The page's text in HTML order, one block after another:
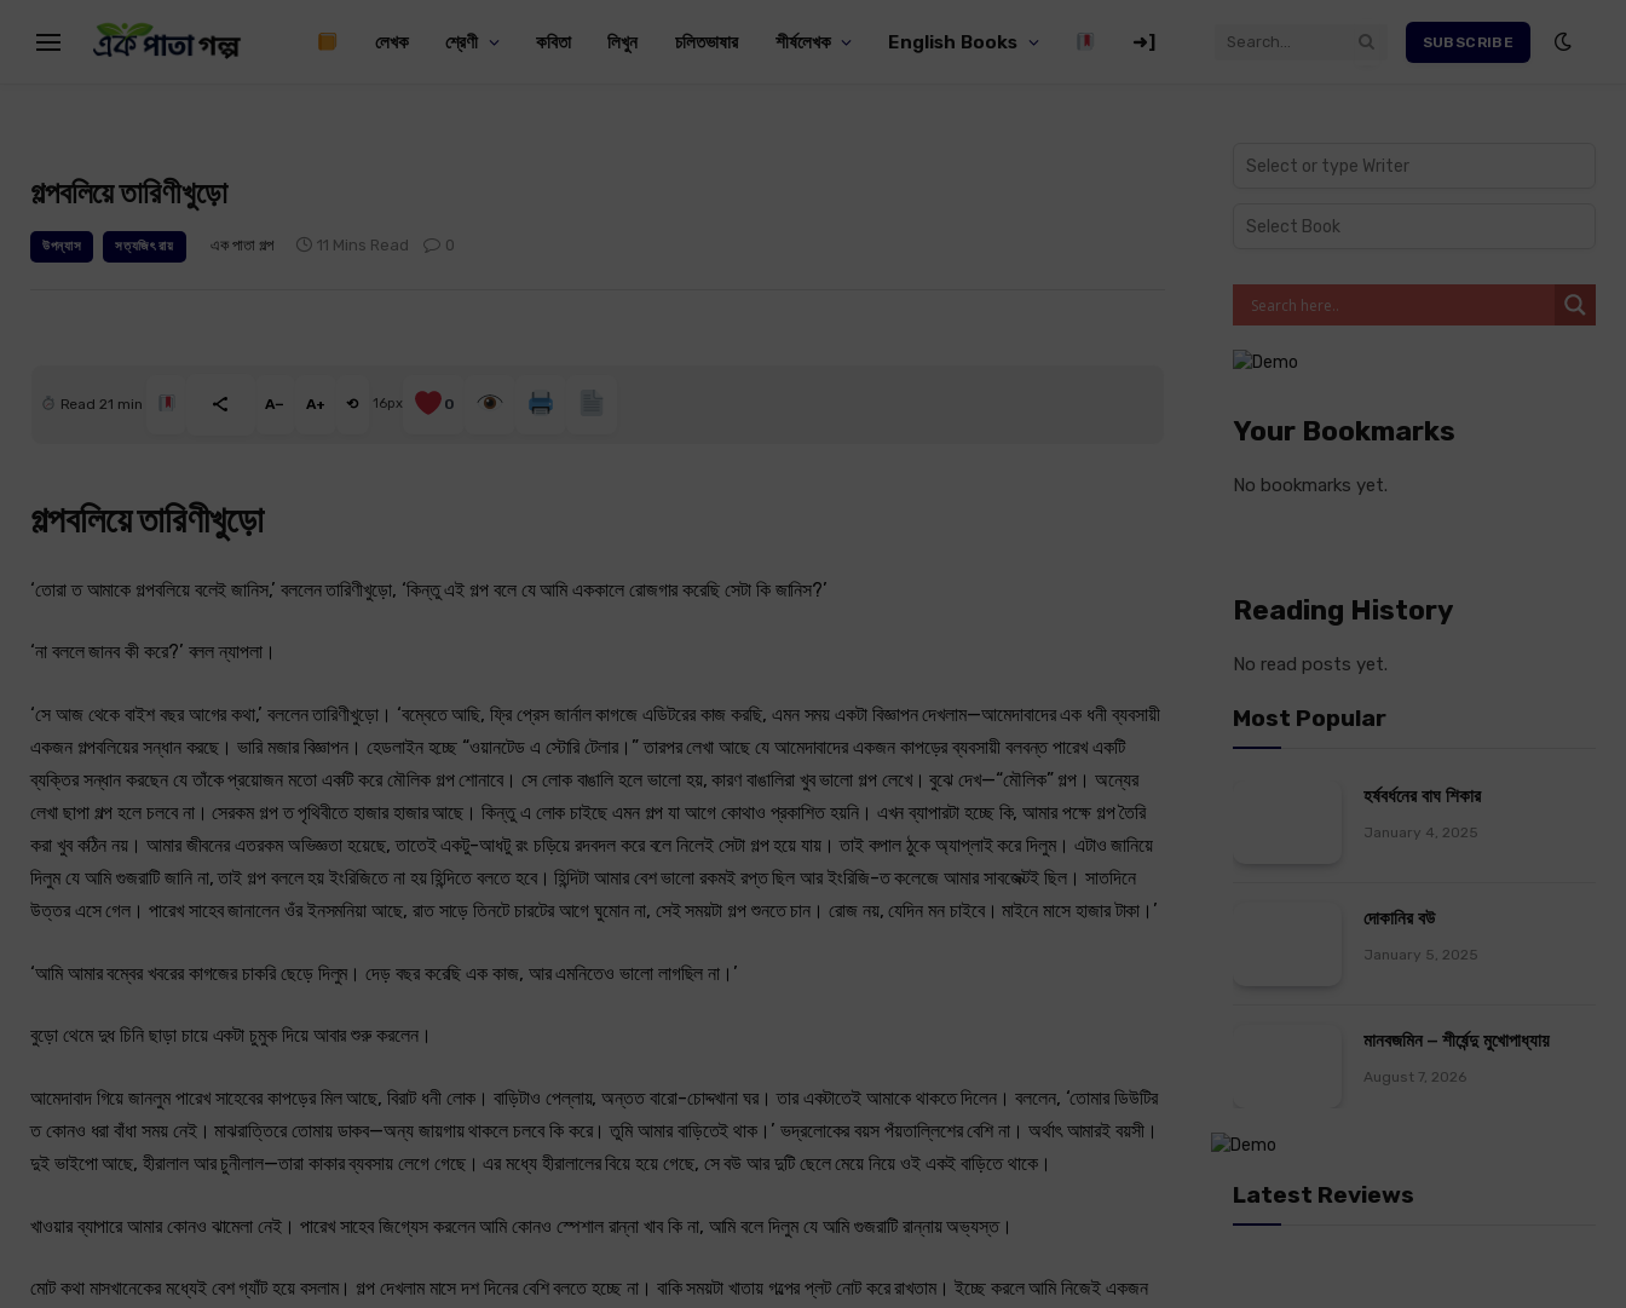
লেখক শ্রেণী কবিতা লিখুন চলিতভাষার শীর্ষলেখক English Books ➜] SUBSCRIBE
গল্পবলিয়ে তারিণীখুড়ো
উপন্যাস সত্যজিৎ রায় এক পাতা গল্প 11 Mins Read 0
Read 21 min A− A+ ⟲ 16px 0
গল্পবলিয়ে তারিণীখুড়ো
‘তোরা ত আমাকে গল্পবলিয়ে বলেই জানিস,’ বললেন তারিণীখুড়ো, ‘কিন্তু এই গল্প বলে যে আমি এককালে রোজগার করেছি সেটা কি জানিস?’
‘না বললে জানব কী করে?’ বলল ন্যাপলা।
‘সে আজ থেকে বাইশ বছর আগের কথা,’ বললেন তারিণীখুড়ো। ‘বম্বেতে আছি, ফ্রি প্রেস জার্নাল কাগজে এডিটরের কাজ করছি, এমন সময় একটা বিজ্ঞাপন দেখলাম—আমেদাবাদের এক ধনী ব্যবসায়ী
একজন গল্পবলিয়ের সন্ধান করছে। ভারি মজার বিজ্ঞাপন। হেডলাইন হচ্ছে “ওয়ানটেড এ স্টোরি টেলার।” তারপর লেখা আছে যে আমেদাবাদের একজন কাপড়ের ব্যবসায়ী বলবন্ত পারেখ একটি
ব্যক্তির সন্ধান করছেন যে তাঁকে প্রয়োজন মতো একটি করে মৌলিক গল্প শোনাবে। সে লোক বাঙালি হলে ভালো হয়, কারণ বাঙালিরা খুব ভালো গল্প লেখে। বুঝে দেখ—“মৌলিক” গল্প। অন্যের
লেখা ছাপা গল্প হলে চলবে না। সেরকম গল্প ত পৃথিবীতে হাজার হাজার আছে। কিন্তু এ লোক চাইছে এমন গল্প যা আগে কোথাও প্রকাশিত হয়নি। এখন ব্যাপারটা হচ্ছে কি, আমার পক্ষে গল্প তৈরি
করা খুব কঠিন নয়। আমার জীবনের এতরকম অভিজ্ঞতা হয়েছে, তাতেই একটু-আধটু রং চড়িয়ে রদবদল করে বলে নিলেই সেটা গল্প হয়ে যায়। তাই কপাল ঠুকে অ্যাপ্লাই করে দিলুম। এটাও জানিয়ে
দিলুম যে আমি গুজরাটি জানি না, তাই গল্প বললে হয় ইংরিজিতে না হয় হিন্দিতে বলতে হবে। হিন্দিটা আমার বেশ ভালো রকমই রপ্ত ছিল আর ইংরিজি-ত কলেজে আমার সাবজেক্টই ছিল। সাতদিনে
উত্তর এসে গেল। পারেখ সাহেব জানালেন ওঁর ইনসমনিয়া আছে, রাত সাড়ে তিনটে চারটের আগে ঘুমোন না, সেই সময়টা গল্প শুনতে চান। রোজ নয়, যেদিন মন চাইবে। মাইনে মাসে হাজার টাকা।’
‘আমি আমার বম্বের খবরের কাগজের চাকরি ছেড়ে দিলুম। দেড় বছর করেছি এক কাজ, আর এমনিতেও ভালো লাগছিল না।’
বুড়ো থেমে দুধ চিনি ছাড়া চায়ে একটা চুমুক দিয়ে আবার শুরু করলেন।
আমেদাবাদ গিয়ে জানলুম পারেখ সাহেবের কাপড়ের মিল আছে, বিরাট ধনী লোক। বাড়িটাও পেল্লায়, অন্তত বারো-চোদ্দখানা ঘর। তার একটাতেই আমাকে থাকতে দিলেন। বললেন, ‘তোমার ডিউটির
ত কোনও ধরা বাঁধা সময় নেই। মাঝরাত্তিরে তোমায় ডাকব—অন্য জায়গায় থাকলে চলবে কি করে। তুমি আমার বাড়িতেই থাক।’ ভদ্রলোকের বয়স পঁয়তাল্লিশের বেশি না। অর্থাৎ আমারই বয়সী।
দুই ভাইপো আছে, হীরালাল আর চুনীলাল—তারা কাকার ব্যবসায় লেগে গেছে। এর মধ্যে হীরালালের বিয়ে হয়ে গেছে, সে বউ আর দুটি ছেলে মেয়ে নিয়ে ওই একই বাড়িতে থাকে।
খাওয়ার ব্যাপারে আমার কোনও ঝামেলা নেই। পারেখ সাহেব জিগ্যেস করলেন আমি কোনও স্পেশাল রান্না খাব কি না, আমি বলে দিলুম যে আমি গুজরাটি রান্নায় অভ্যস্ত।
মোট কথা মাসখানেকের মধ্যেই বেশ গ্যাঁট হয়ে বসলাম। গল্প দেখলাম মাসে দশ দিনের বেশি বলতে হচ্ছে না। বাকি সময়টা খাতায় গল্পের প্লট নোট করে রাখতাম। ইচ্ছে করলে আমি নিজেই একজন
Your Bookmarks
No bookmarks yet.
Reading History
No read posts yet.
Most Popular
হর্ষবর্ধনের বাঘ শিকার
January 4, 2025
দোকানির বউ
January 5, 2025
মানবজমিন – শীর্ষেন্দু মুখোপাধ্যায়
August 7, 2026
Latest Reviews